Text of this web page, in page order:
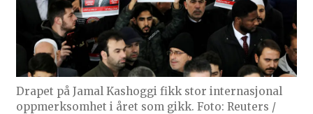
Drapet på Jamal Kashoggi fikk stor internasjonal
oppmerksomhet i året som gikk. Foto: Reuters /